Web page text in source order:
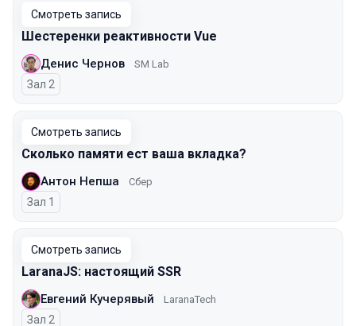
Смотреть запись
Шестеренки реактивности Vue
Денис Чернов SM Lab
Зал 2
Смотреть запись
Сколько памяти ест ваша вкладка?
Антон Непша Сбер
Зал 1
Смотреть запись
LaranaJS: настоящий SSR
Евгений Кучерявый LaranaTech
Зал 2